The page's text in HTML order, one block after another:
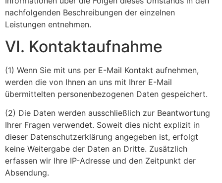
nachfolgenden Beschreibungen der einzelnen
Leistungen entnehmen.
VI. Kontaktaufnahme
(1) Wenn Sie mit uns per E-Mail Kontakt aufnehmen,
werden die von Ihnen an uns mit Ihrer E-Mail
übermittelten personenbezogenen Daten gespeichert.
(2) Die Daten werden ausschließlich zur Beantwortung
Ihrer Fragen verwendet. Soweit dies nicht explizit in
dieser Datenschutzerklärung angegeben ist, erfolgt
keine Weitergabe der Daten an Dritte. Zusätzlich
erfassen wir Ihre IP-Adresse und den Zeitpunkt der
Absendung.